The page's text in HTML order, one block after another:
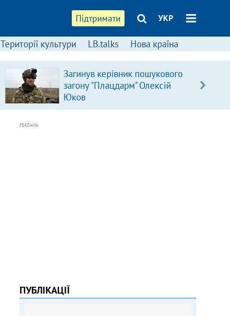
Підтримати УКР
Території культури LB.talks Нова країна
Загинув керівник пошукового
загону "Плацдарм" Олексій
Юков
РЕКЛАМА
ПУБЛІКАЦІЇ